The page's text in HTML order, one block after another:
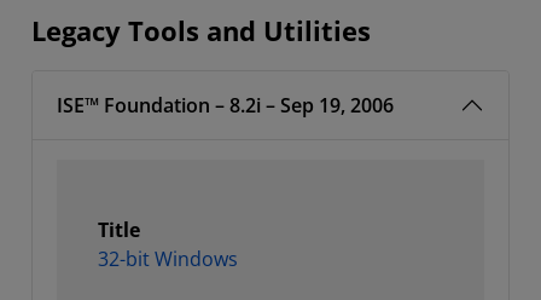
Legacy Tools and Utilities
ISE™ Foundation – 8.2i – Sep 19, 2006
Title
32-bit Windows